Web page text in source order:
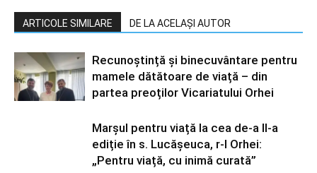
ARTICOLE SIMILARE DE LA ACELAȘI AUTOR
Recunoștință și binecuvântare pentru
mamele dătătoare de viață – din
partea preoților Vicariatului Orhei
Marșul pentru viață la cea de-a II-a
ediție în s. Lucășeuca, r-l Orhei:
„Pentru viață, cu inimă curată”